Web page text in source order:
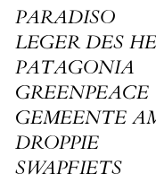
PARADISO
LEGER DES
PATAGONIA
GREENPEACE
GEMEENTE
DROPPIE
SWAPFIETS